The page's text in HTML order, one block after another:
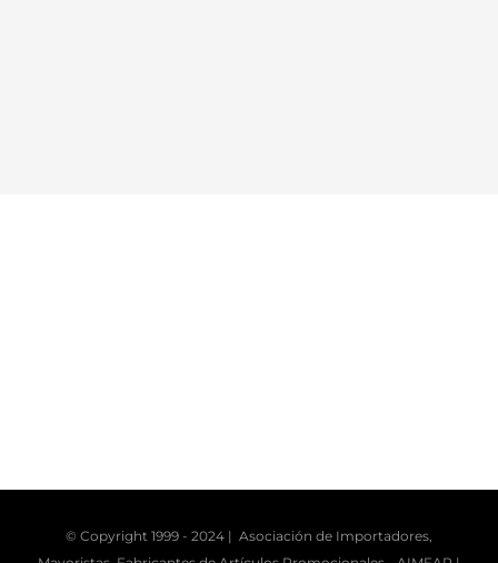
© Copyright 1999 - 2024 | Asociación de Importadores,